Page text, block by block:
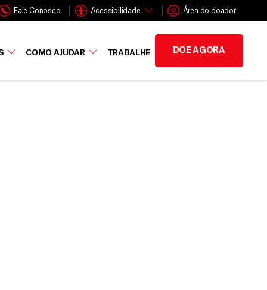
Fale Conosco Acessibilidade Área do doador
COMO AJUDAR TRABALHE DOE AGORA